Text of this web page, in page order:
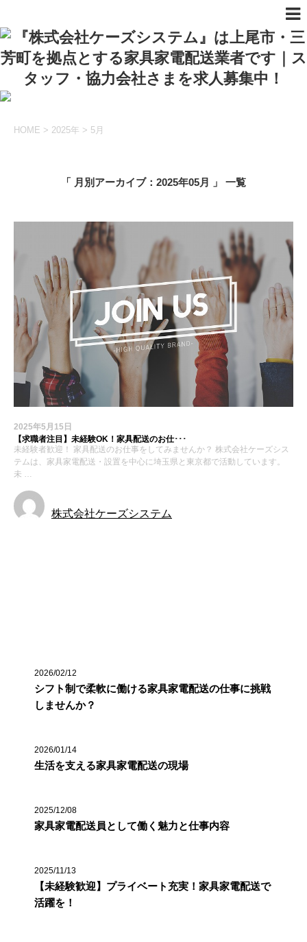
HOME > 2025年 > 5月
「 月別アーカイブ：2025年05月 」 一覧
2025年5月15日
【求職者注目】未経験OK！家具配送のお仕･･･
未経験者歓迎！ 家具配送のお仕事をしてみませんか？ 株式会社ケーズシス
テムは、家具家電配送・設置を中心に埼玉県と東京都で活動しています。
未 …
株式会社ケーズシステム
2026/02/12
シフト制で柔軟に働ける家具家電配送の仕事に挑戦
しませんか？
2026/01/14
生活を支える家具家電配送の現場
2025/12/08
家具家電配送員として働く魅力と仕事内容
2025/11/13
【未経験歓迎】プライベート充実！家具家電配送で
活躍を！